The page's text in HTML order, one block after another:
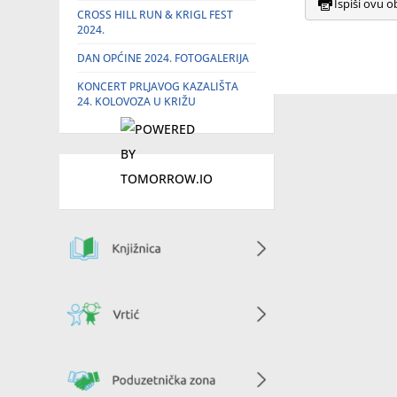
CROSS HILL RUN & KRIGL FEST
2024.
DAN OPĆINE 2024. FOTOGALERIJA
KONCERT PRLJAVOG KAZALIŠTA
24. KOLOVOZA U KRIŽU
Ispiši ovu